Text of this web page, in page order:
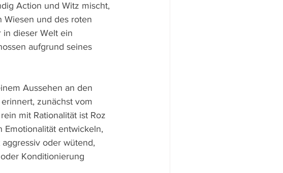
Action und Witz mischt,
und des roten
in dieser Welt ein
aufgrund seines
Aussehen an den
erinnert, zunächst vom
mit Rationalität ist Roz
Emotionalität entwickeln,
oder wütend,
Konditionierung